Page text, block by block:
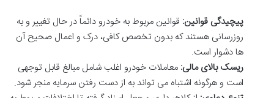
پیچیدگی قوانین: قوانین مربوط به خودرو دائماً در حال تغییر و به
روزرسانی هستند که بدون تخصص کافی، درک و اعمال صحیح آن
ها دشوار است.
ریسک بالای مالی: معاملات خودرو اغلب شامل مبالغ قابل توجهی
است و هرگونه اشتباه می تواند به از دست رفتن سرمایه منجر شود.